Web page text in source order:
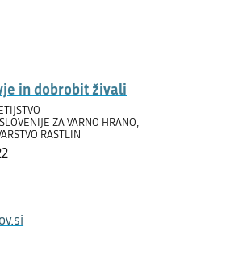
in dobrobit živali
ZA VARNO HRANO,
RASTLIN